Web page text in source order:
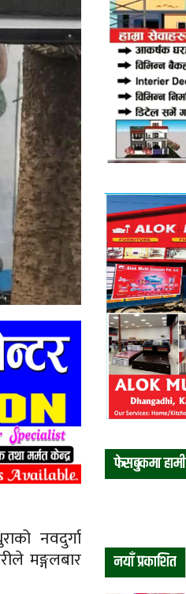
नवदुर्गा
मङ्गलबार
फेसबुकमा हामी
नयाँ प्रकाशित